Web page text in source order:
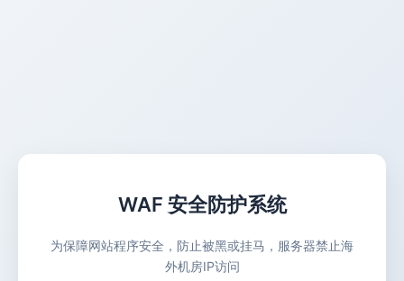
WAF 安全防护系统
为保障网站程序安全，防止被黑或挂马，服务器禁止海
外机房IP访问